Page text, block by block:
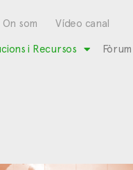
On som Vídeo canal
i Recursos Fòrum